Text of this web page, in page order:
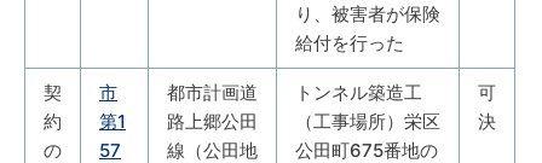
り、被害者が保険
給付を行った
契
約
の
市
第1
57
都市計画道
路上郷公田
線（公田地
トンネル築造工
（工事場所）栄区
公田町675番地の
可
決